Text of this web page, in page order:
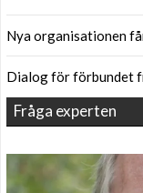
Nya organisationen
Dialog för förbundet
Fråga experten